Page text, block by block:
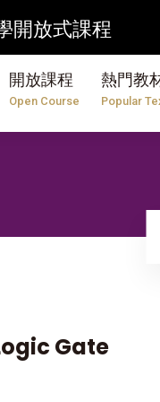
開放式課程
開放課程
Open Course
熱門教
Popular
Gate